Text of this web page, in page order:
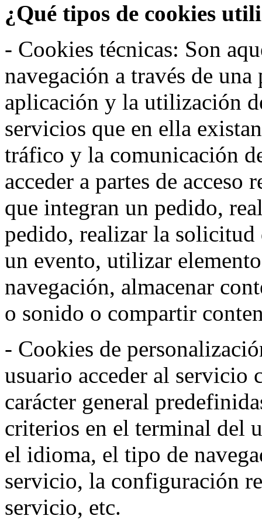
¿Qué tipos de cookies
- Cookies técnicas: Son
navegación a través de
aplicación y la utilización
servicios que en ella
tráfico y la comunicación
acceder a partes de
que integran un pedido,
pedido, realizar la
un evento, utilizar
navegación, almacenar
o sonido o compartir
- Cookies de
usuario acceder al servicio
carácter general
criterios en el terminal del
el idioma, el tipo de
servicio, la configuración
servicio, etc.